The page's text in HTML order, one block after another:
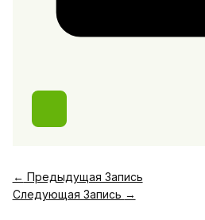
← Предыдущая Запись
Следующая Запись →